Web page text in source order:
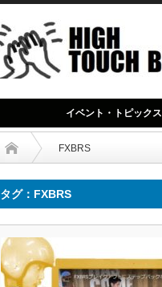
イベント・トピックス
FXBRS
タグ：FXBRS